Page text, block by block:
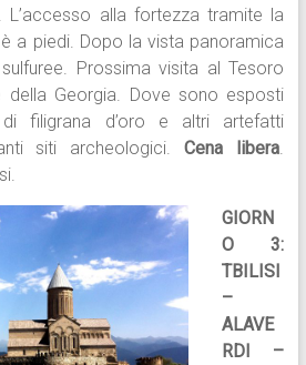
alla fortezza tramite la
a piedi. Dopo la vista panoramica
Prossima visita al Tesoro
della Georgia. Dove sono esposti
di filigrana d’oro e altri artefatti
siti archeologici.Cena libera
GIORN
O 3:
TBILISI
–
ALAVE
RDI –